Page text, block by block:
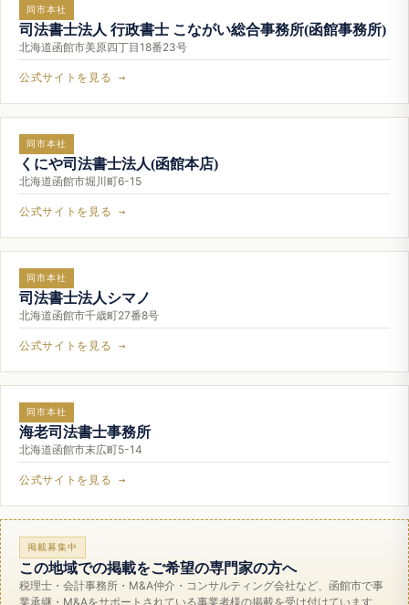
同市本社
司法書士法人 行政書士 こながい総合事務所(函館事務所)
北海道函館市美原四丁目18番23号
公式サイトを見る →
同市本社
くにや司法書士法人(函館本店)
北海道函館市堀川町6-15
公式サイトを見る →
同市本社
司法書士法人シマノ
北海道函館市千歳町27番8号
公式サイトを見る →
同市本社
海老司法書士事務所
北海道函館市末広町5-14
公式サイトを見る →
掲載募集中
この地域での掲載をご希望の専門家の方へ
税理士・会計事務所・M&A仲介・コンサルティング会社など、函館市で事
業承継・M&Aをサポートされている事業者様の掲載を受け付けています。